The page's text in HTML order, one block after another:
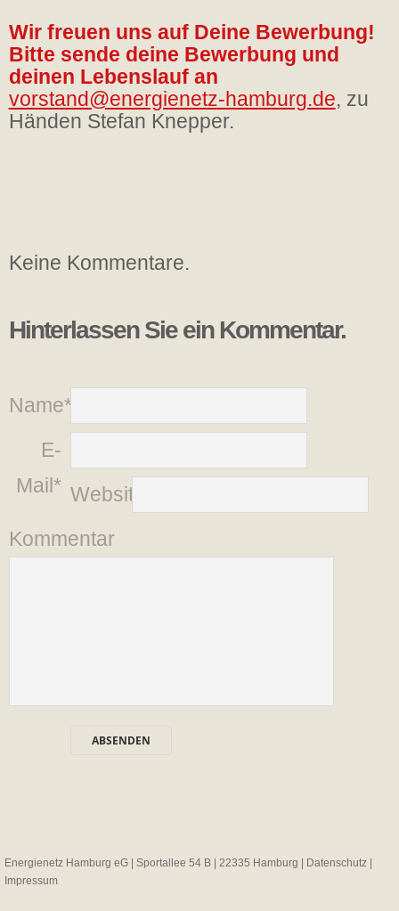
Wir freuen uns auf Deine Bewerbung!
Bitte sende deine Bewerbung und
deinen Lebenslauf an
vorstand@energienetz-hamburg.de, zu
Händen Stefan Knepper.
Keine Kommentare.
Hinterlassen Sie ein Kommentar.
Name*
E-
Mail* Website
Kommentar
Energienetz Hamburg eG | Sportallee 54 B | 22335 Hamburg | Datenschutz
Impressum